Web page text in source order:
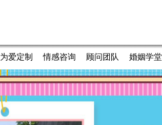
为爱定制 情感咨询 顾问团队 婚姻学堂